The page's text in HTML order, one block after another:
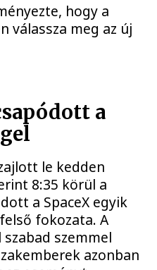
hogy a
válassza meg az új
a
le kedden
8:35 körül a
a SpaceX egyik
fokozata. A
szemmel
azonban